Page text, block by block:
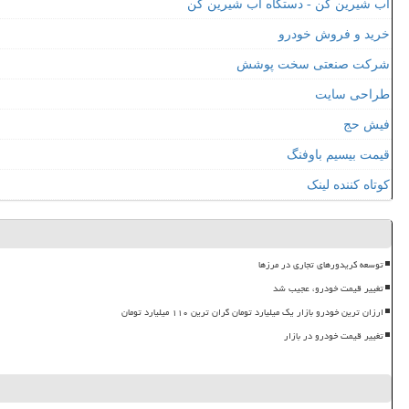
آب شیرین کن - دستگاه آب شیرین کن
خرید و فروش خودرو
شرکت صنعتی سخت پوشش
طراحی سایت
فیش حج
قیمت بیسیم باوفنگ
کوتاه کننده لینک
توسعه کریدورهای تجاری در مرزها
تغییر قیمت خودرو، عجیب شد
ارزان ترین خودرو بازار یک میلیارد تومان گران ترین ۱۱۰ میلیارد تومان
تغییر قیمت خودرو در بازار